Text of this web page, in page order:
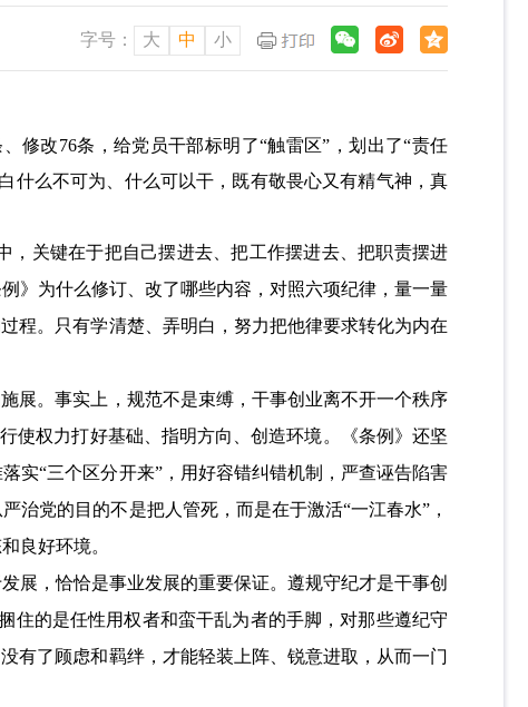
字号： 大 中 小
修改76条，给党员干部标明了“触雷区”，划出了“责任
什么不可为、什么可以干，既有敬畏心又有精气神，真
，关键在于把自己摆进去、把工作摆进去、把职责摆进
》为什么修订、改了哪些内容，对照六项纪律，量一量
程。只有学清楚、弄明白，努力把他律要求转化为内在
展。事实上，规范不是束缚，干事创业离不开一个秩序
使权力打好基础、指明方向、创造环境。《条例》还坚
实“三个区分开来”，用好容错纠错机制，严查诬告陷害
治党的目的不是把人管死，而是在于激活“一江春水”，
良好环境。
展，恰恰是事业发展的重要保证。遵规守纪才是干事创
住的是任性用权者和蛮干乱为者的手脚，对那些遵纪守
有了顾虑和羁绊，才能轻装上阵、锐意进取，从而一门